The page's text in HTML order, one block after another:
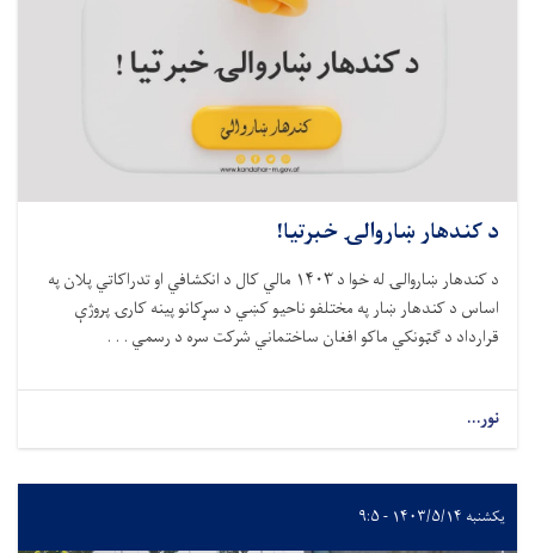
ښاروالۍ خبرتیا!
د کندهار ښاروالۍ له خوا د ۱۴۰۳ مالي کال د انکشافي او تدراکاتي پلان په
د کندهار ښار په مختلفو ناحیو کښي د سړکانو پینه کارۍ پروژې
د ګټونکي ماکو افغان ساختماني شرکت سره د رسمي . . .